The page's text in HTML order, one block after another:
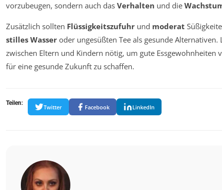
vorzubeugen, sondern auch das Verhalten und die
Zusätzlich sollten Flüssigkeitszufuhr und moderat
stilles Wasser oder ungesüßten Tee als gesunde
zwischen Eltern und Kindern nötig, um gute
für eine gesunde Zukunft zu schaffen.
Teilen:
Twitter Facebook LinkedIn